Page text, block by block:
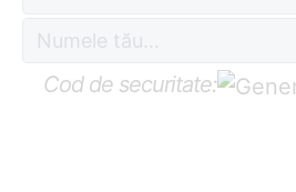
Cod de securitate: